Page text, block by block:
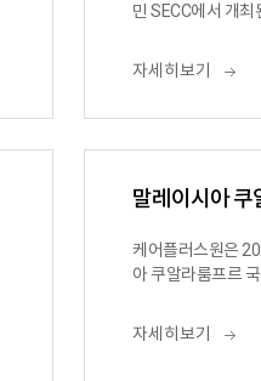
민 SECC에서 개최
자세히보기
말레이시아 쿠
케어플러스원은
아 쿠알라룸프르 국
자세히보기